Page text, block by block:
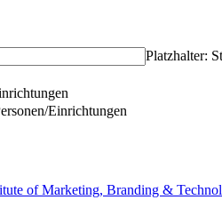
Platzhalter:
Einrichtungen
of Marketing, Branding &